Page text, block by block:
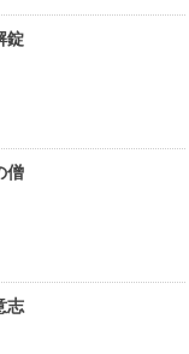
錠
僧
志